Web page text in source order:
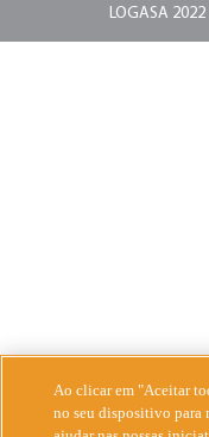
LOGASA 2022
Ao clicar em "Aceitar
no seu dispositivo para